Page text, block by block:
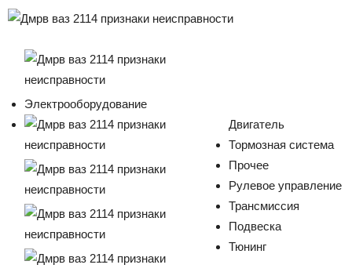
Электрооборудование
Двигатель
Тормозная система
Прочее
Рулевое управление
Трансмиссия
Подвеска
Тюнинг